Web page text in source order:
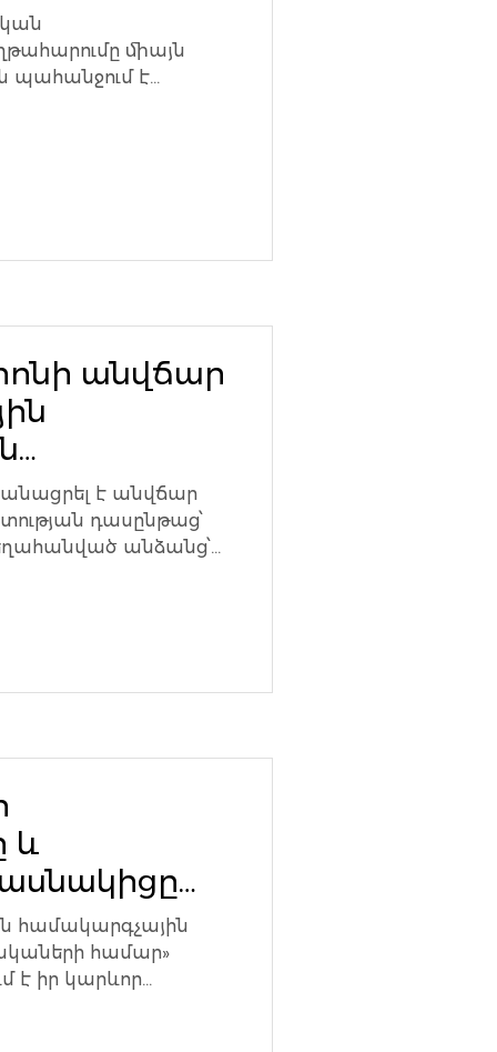
միայն
պահանջում է
անվճար
է անվճար
դասընթաց՝
անձանց՝
և
համակարգչային
համար»
է իր կարևոր